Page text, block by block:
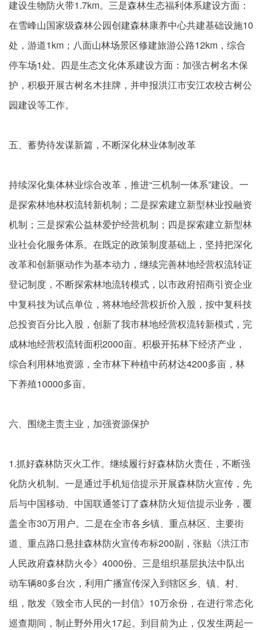
建设生物防火带1.7km。三是森林生态福利体系建设方面：
在雪峰山国家级森林公园创建森林康养中心共建基础设施10
处，游道1km；八面山林场景区修建旅游公路12km，综合
停车场1处。四是生态文化体系建设方面：加强古树名木保
护，积极开展古树名木挂牌，并申报洪江市安江农校古树公
园建设等工作。
五、蓄势待发谋新篇，不断深化林业体制改革
持续深化集体林业综合改革，推进“三机制一体系”建设。一
是探索林地林权流转新机制；二是探索建立新型林业投融资
机制；三是探索公益林爱护经营机制；四是探索建立新型林
业社会化服务体系。在既定的政策制度基础上，坚持把深化
改革和创新驱动作为基本动力，继续完善林地经营权流转证
登记制度，不断探索林地流转模式，以市政府招商引资企业
中复科技为试点单位，将林地经营权折价入股，按中复科技
总投资百分比入股，创新了我市林地经营权流转新模式，完
成林地经营权流转面积2000亩。积极开拓林下经济产业，
综合利用林地资源，全市林下种植中药材达4200多亩，林
下养殖10000多亩。
六、围绕主责主业，加强资源保护
1.抓好森林防灭火工作。继续履行好森林防火责任，不断强
化防火机制。一是通过手机短信提示开展森林防火宣传，先
后与中国移动、中国联通签订了森林防火短信提示业务，覆
盖全市30万用户。二是在全市各乡镇、重点林区、主要街
道、重点路口悬挂森林防火宣传布标200副，张贴《洪江市
人民政府森林防火令》4000份。三是组织基层执法中队出
动车辆80多台次，利用广播宣传深入到辖区乡、镇、村、
组，散发《致全市人民的一封信》10万余份，在进行常态化
巡查期间，制止野外用火17起。到目前为止，仅发生两起一